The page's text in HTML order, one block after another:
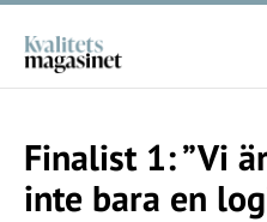
Finalist 1: ”Vi
inte bara en